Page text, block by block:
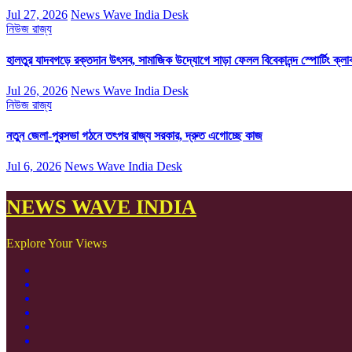
Jul 27, 2026 News Wave India Desk
নিউজ রাজ্য
হালতুর যাদবগড়ে রক্তদান উৎসব, সামাজিক উদ্যোগে সাড়া ফেলল বিবেকানন্দ স্পোর্টিং
Jul 26, 2026 News Wave India Desk
নিউজ রাজ্য
নতুন জেলা-পুরসভা গঠনে তৎপর রাজ্য সরকার, দ্রুত এগোচ্ছে কাজ
Jul 6, 2026 News Wave India Desk
NEWS WAVE INDIA
Explore Your Views